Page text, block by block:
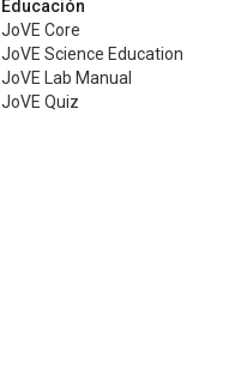
Educación
JoVE Core
JoVE Science Education
JoVE Lab Manual
JoVE Quiz